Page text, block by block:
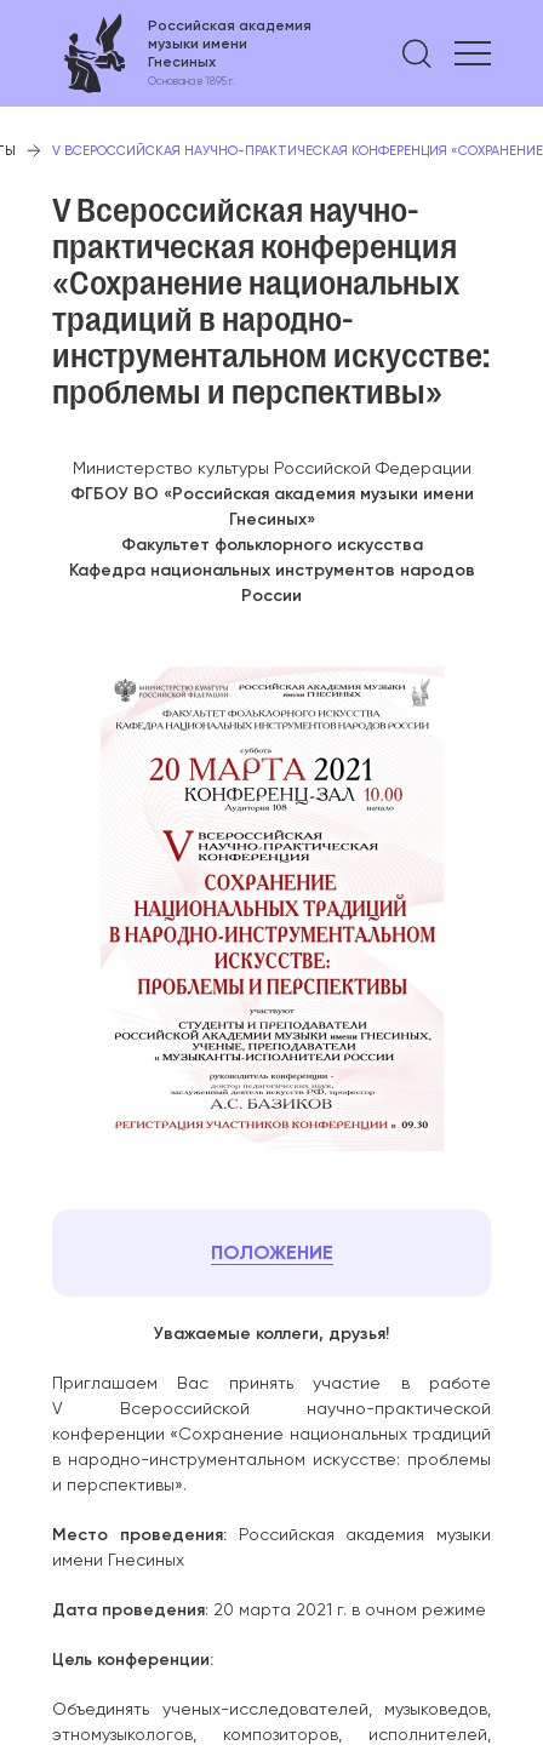
Российская академия
музыки имени
Гнесиных
Основана в 1895 г.
Найти
V ВСЕРОССИЙСКАЯ НАУЧНО-ПРАКТИЧЕСКАЯ КОНФЕРЕНЦИЯ
V Всероссийская научно-
практическая конференция
«Сохранение национальных
традиций в народно-
инструментальном искусстве:
проблемы и перспективы»
Министерство культуры Российской Федерации
ФГБОУ ВО «Российская академия музыки имени
Гнесиных»
Факультет фольклорного искусства
Кафедра национальных инструментов народов
России
ПОЛОЖЕНИЕ
Уважаемые коллеги, друзья!
Приглашаем Вас принять участие в работе
V Всероссийской научно-практической
конференции «Сохранение национальных традиций
в народно-инструментальном искусстве: проблемы
и перспективы».
Место проведения:
Российская академия музыки
имени Гнесиных
Дата проведения: 20 марта 2021 г. в очном режиме
Цель конференции:
Объединять ученых-исследователей, музыковедов,
этномузыкологов, композиторов, исполнителей,